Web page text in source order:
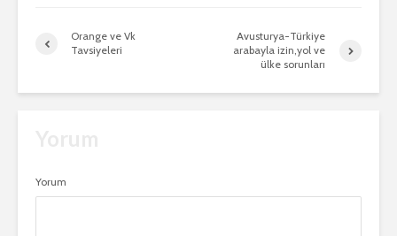
Orange ve Vk
Tavsiyeleri
Avusturya-Türkiye
arabayla izin,yol ve
ülke sorunları
Yorum